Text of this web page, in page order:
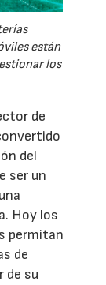
están
los
de
del
ser un
Hoy los
permitan
de
de su